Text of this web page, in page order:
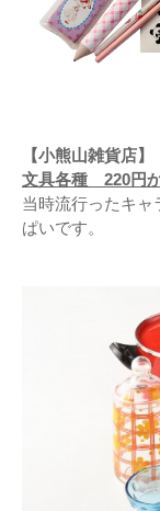
【小熊山雑貨店】
文具各種 220円
当時流行ったキャ
ぱいです。